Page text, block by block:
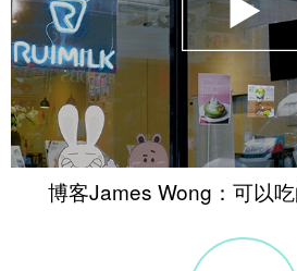
博客James Wong：可以